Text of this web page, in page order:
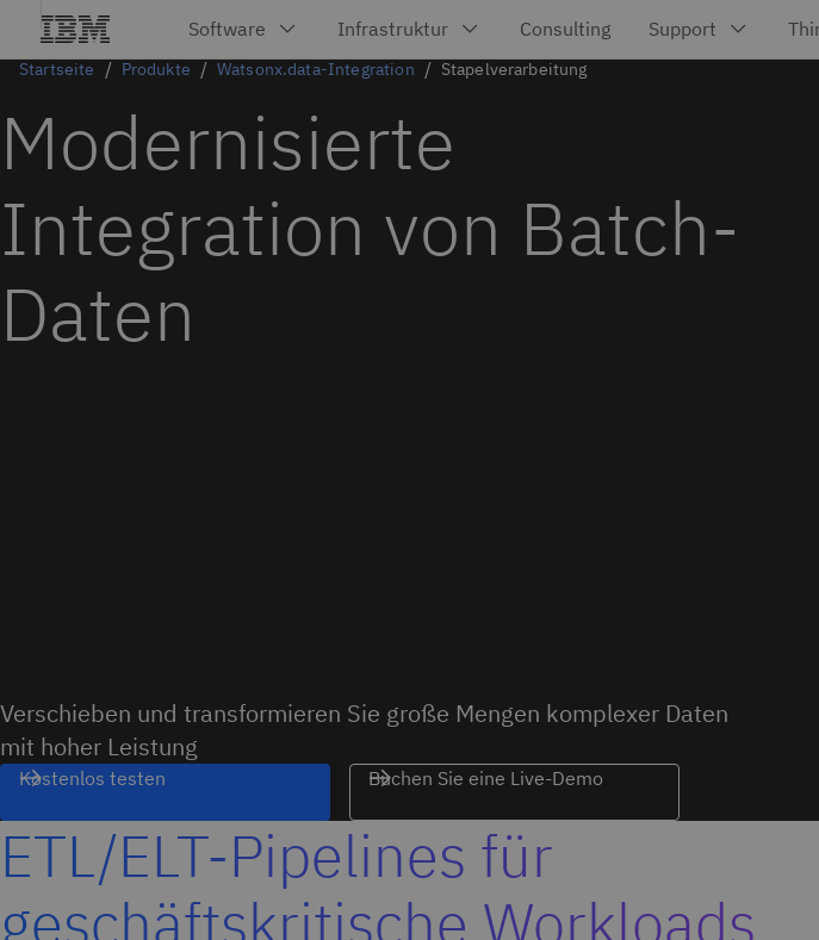
Startseite Produkte Watsonx.data-Integration Stapelverarbeitung
Modernisierte
Integration von Batch-
Daten
Verschieben und transformieren Sie große Mengen komplexer Daten
mit hoher Leistung
Kostenlos testen Buchen Sie eine Live-Demo
ETL/ELT-Pipelines für
geschäftskritische Workloads